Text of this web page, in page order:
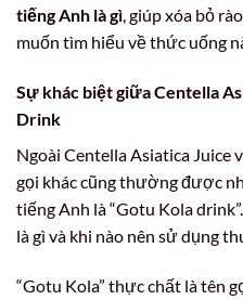
tiếng Anh là gì, giúp xóa bỏ
muốn tìm hiểu về thức uống
Sự khác biệt giữa Centella
Drink
Ngoài Centella Asiatica Juice
gọi khác cũng thường được
tiếng Anh là “Gotu Kola
là gì và khi nào nên sử dụng
“Gotu Kola” thực chất là tên